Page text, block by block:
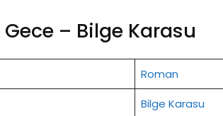
Gece – Bilge Karasu
Roman
Bilge Karasu